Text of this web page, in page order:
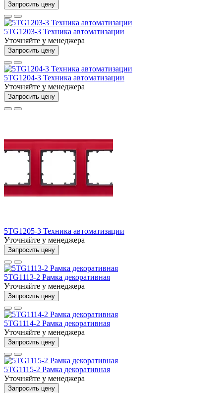
Запросить цену
5TG1203-3 Техника автоматизации
Уточняйте у менеджера
Запросить цену
5TG1204-3 Техника автоматизации
Уточняйте у менеджера
Запросить цену
5TG1205-3 Техника автоматизации
Уточняйте у менеджера
Запросить цену
5TG1113-2 Рамка декоративная
Уточняйте у менеджера
Запросить цену
5TG1114-2 Рамка декоративная
Уточняйте у менеджера
Запросить цену
5TG1115-2 Рамка декоративная
Уточняйте у менеджера
Запросить цену